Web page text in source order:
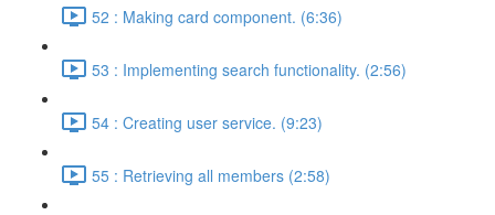
52 : Making card component. (6:36)
53 : Implementing search functionality. (2:56)
54 : Creating user service. (9:23)
55 : Retrieving all members (2:58)